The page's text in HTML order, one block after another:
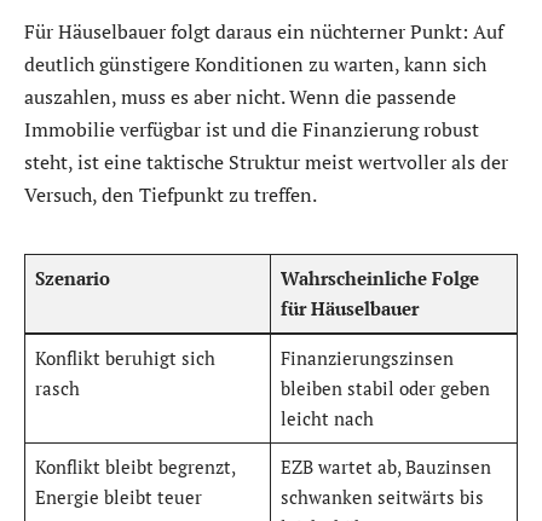
Für Häuselbauer folgt daraus ein nüchterner Punkt: Auf
deutlich günstigere Konditionen zu warten, kann sich
auszahlen, muss es aber nicht. Wenn die passende
Immobilie verfügbar ist und die Finanzierung robust
steht, ist eine taktische Struktur meist wertvoller als der
Versuch, den Tiefpunkt zu treffen.
Szenario
Wahrscheinliche Folge
für Häuselbauer
Konflikt beruhigt sich
rasch
Finanzierungszinsen
bleiben stabil oder geben
leicht nach
Konflikt bleibt begrenzt,
Energie bleibt teuer
EZB wartet ab, Bauzinsen
schwanken seitwärts bis